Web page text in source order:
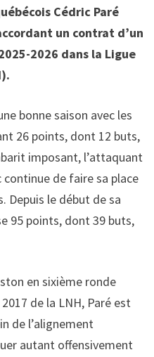
Cédric Paré
un contrat d’un
2026 dans la Ligue
bonne saison avec les
26 points, dont 12 buts,
imposant, l’attaquant
continue de faire sa place
Depuis le début de sa
95 points, dont 39 buts,
en sixième ronde
de la LNH, Paré est
de l’alignement
autant offensivement